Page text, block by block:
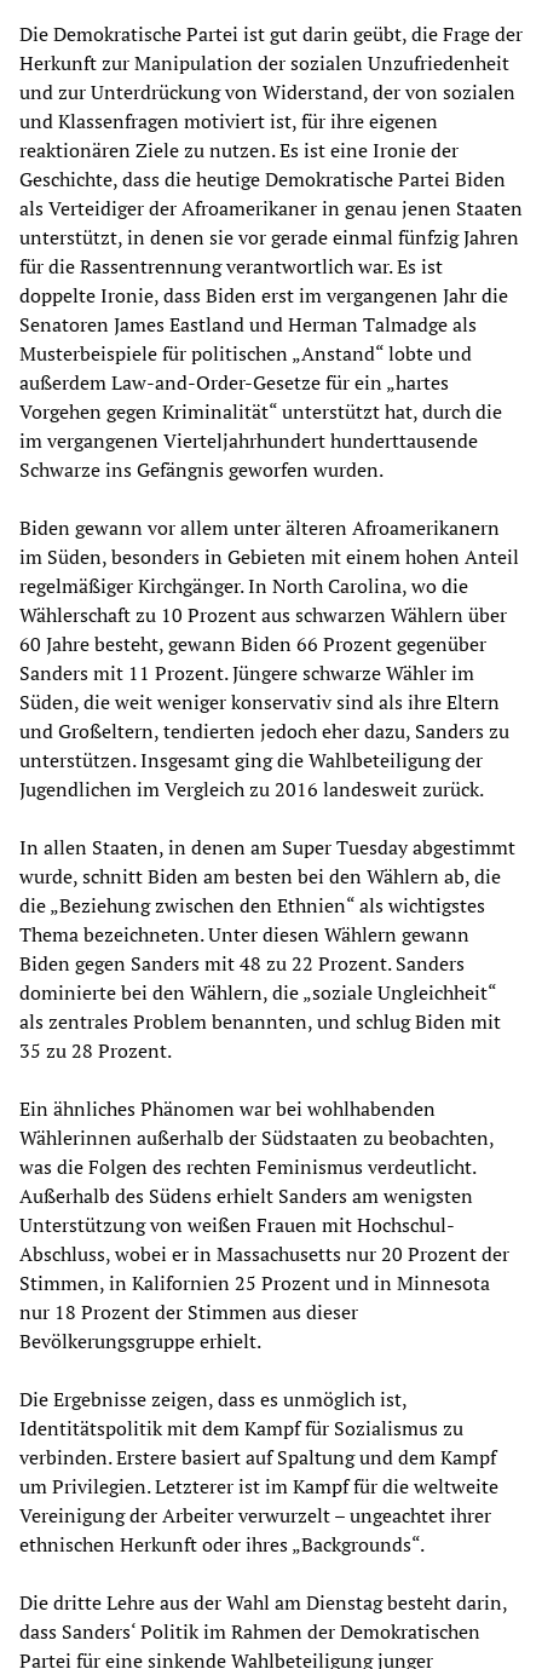
Die Demokratische Partei ist gut darin geübt, die Frage der
Herkunft zur Manipulation der sozialen Unzufriedenheit
und zur Unterdrückung von Widerstand, der von sozialen
und Klassenfragen motiviert ist, für ihre eigenen
reaktionären Ziele zu nutzen. Es ist eine Ironie der
Geschichte, dass die heutige Demokratische Partei Biden
als Verteidiger der Afroamerikaner in genau jenen Staaten
unterstützt, in denen sie vor gerade einmal fünfzig Jahren
für die Rassentrennung verantwortlich war. Es ist
doppelte Ironie, dass Biden erst im vergangenen Jahr die
Senatoren James Eastland und Herman Talmadge als
Musterbeispiele für politischen „Anstand“ lobte und
außerdem Law-and-Order-Gesetze für ein „hartes
Vorgehen gegen Kriminalität“ unterstützt hat, durch die
im vergangenen Vierteljahrhundert hunderttausende
Schwarze ins Gefängnis geworfen wurden.
Biden gewann vor allem unter älteren Afroamerikanern
im Süden, besonders in Gebieten mit einem hohen Anteil
regelmäßiger Kirchgänger. In North Carolina, wo die
Wählerschaft zu 10 Prozent aus schwarzen Wählern über
60 Jahre besteht, gewann Biden 66 Prozent gegenüber
Sanders mit 11 Prozent. Jüngere schwarze Wähler im
Süden, die weit weniger konservativ sind als ihre Eltern
und Großeltern, tendierten jedoch eher dazu, Sanders zu
unterstützen. Insgesamt ging die Wahlbeteiligung der
Jugendlichen im Vergleich zu 2016 landesweit zurück.
In allen Staaten, in denen am Super Tuesday abgestimmt
wurde, schnitt Biden am besten bei den Wählern ab, die
die „Beziehung zwischen den Ethnien“ als wichtigstes
Thema bezeichneten. Unter diesen Wählern gewann
Biden gegen Sanders mit 48 zu 22 Prozent. Sanders
dominierte bei den Wählern, die „soziale Ungleichheit“
als zentrales Problem benannten, und schlug Biden mit
35 zu 28 Prozent.
Ein ähnliches Phänomen war bei wohlhabenden
Wählerinnen außerhalb der Südstaaten zu beobachten,
was die Folgen des rechten Feminismus verdeutlicht.
Außerhalb des Südens erhielt Sanders am wenigsten
Unterstützung von weißen Frauen mit Hochschul-
Abschluss, wobei er in Massachusetts nur 20 Prozent der
Stimmen, in Kalifornien 25 Prozent und in Minnesota
nur 18 Prozent der Stimmen aus dieser
Bevölkerungsgruppe erhielt.
Die Ergebnisse zeigen, dass es unmöglich ist,
Identitätspolitik mit dem Kampf für Sozialismus zu
verbinden. Erstere basiert auf Spaltung und dem Kampf
um Privilegien. Letzterer ist im Kampf für die weltweite
Vereinigung der Arbeiter verwurzelt – ungeachtet ihrer
ethnischen Herkunft oder ihres „Backgrounds“.
Die dritte Lehre aus der Wahl am Dienstag besteht darin,
dass Sanders‘ Politik im Rahmen der Demokratischen
Partei für eine sinkende Wahlbeteiligung junger